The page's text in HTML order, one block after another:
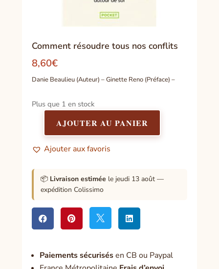
Comment résoudre tous nos conflits
8,60€
Danie Beaulieu (Auteur) – Ginette Reno (Préface) –
Plus que 1 en stock
quantité
Comment
tous
nos
conflits
AJOUTER AU PANIER
Ajouter aux favoris
📦 Livraison estimée le jeudi 13 août —
expédition Colissimo
   
Paiements sécurisésen CB ou Paypal